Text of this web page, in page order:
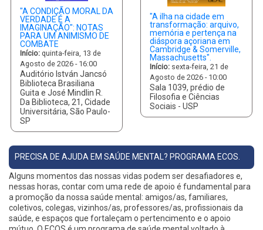
"A CONDIÇÃO MORAL DA
VERDADE É A
IMAGINAÇÃO": NOTAS
PARA UM ANIMISMO DE
COMBATE
Início: quinta-feira, 13 de
Agosto de 2026 - 16:00
Auditório István Jancsó
Biblioteca Brasiliana
Guita e José Mindlin R.
Da Biblioteca, 21, Cidade
Universitária, São Paulo-
SP
"A ilha na cidade em
transformação: arquivo,
memória e pertença na
diáspora açoriana em
Cambridge & Somerville,
Massachusetts".
Início: sexta-feira, 21 de
Agosto de 2026 - 10:00
Sala 1039, prédio de
Filosofia e Ciências
Sociais - USP
PRECISA DE AJUDA EM SAÚDE MENTAL? PROGRAMA ECOS.
Alguns momentos das nossas vidas podem ser desafiadores e,
nessas horas, contar com uma rede de apoio é fundamental para
a promoção da nossa saúde mental: amigos/as, familiares,
coletivos, colegas, vizinhos/as, professores/as, profissionais da
saúde, e espaços que fortaleçam o pertencimento e o apoio